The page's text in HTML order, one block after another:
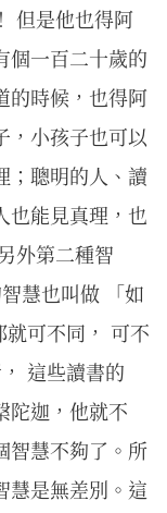
但是他也得阿
個一百二十歲的
的時候，也得阿
，小孩子也可以
；聰明的人、讀
也能見真理，也
外第二種智
慧也叫做 「如
可不同， 可不
這些讀書的
陀迦，他就不
智慧不夠了。所
慧是無差別。這